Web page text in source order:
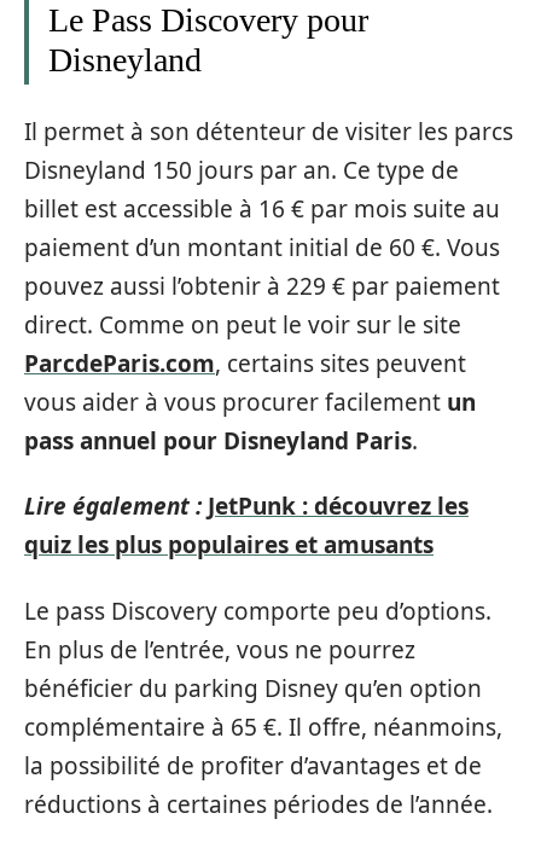
Le Pass Discovery pour
Disneyland
Il permet à son détenteur de visiter les parcs
Disneyland 150 jours par an. Ce type de
billet est accessible à 16 € par mois suite au
paiement d’un montant initial de 60 €. Vous
pouvez aussi l’obtenir à 229 € par paiement
direct. Comme on peut le voir sur le site
ParcdeParis.com, certains sites peuvent
vous aider à vous procurer facilement un
pass annuel pour Disneyland Paris.
Lire également : JetPunk : découvrez les
quiz les plus populaires et amusants
Le pass Discovery comporte peu d’options.
En plus de l’entrée, vous ne pourrez
bénéficier du parking Disney qu’en option
complémentaire à 65 €. Il offre, néanmoins,
la possibilité de profiter d’avantages et de
réductions à certaines périodes de l’année.